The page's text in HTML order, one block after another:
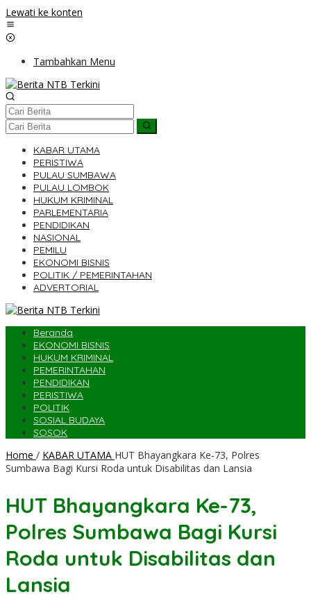
Lewati ke konten
Tambahkan Menu
KABAR UTAMA
PERISTIWA
PULAU SUMBAWA
PULAU LOMBOK
HUKUM KRIMINAL
PARLEMENTARIA
PENDIDIKAN
NASIONAL
PEMILU
EKONOMI BISNIS
POLITIK / PEMERINTAHAN
ADVERTORIAL
Beranda
EKONOMI BISNIS
HUKUM KRIMINAL
PEMERINTAHAN
PENDIDIKAN
PERISTIWA
POLITIK
SOSIAL BUDAYA
SOSOK
Home / KABAR UTAMA HUT Bhayangkara Ke-73, Polres
Sumbawa Bagi Kursi Roda untuk Disabilitas dan Lansia
HUT Bhayangkara Ke-73,
Polres Sumbawa Bagi Kursi
Roda untuk Disabilitas dan
Lansia